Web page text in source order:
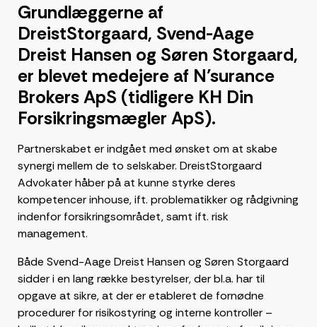
Grundlæggerne af
DreistStorgaard, Svend-Aage
Dreist Hansen og Søren Storgaard,
er blevet medejere af N’surance
Brokers ApS (tidligere KH Din
Forsikringsmægler ApS).
Partnerskabet er indgået med ønsket om at skabe
synergi mellem de to selskaber. DreistStorgaard
Advokater håber på at kunne styrke deres
kompetencer inhouse, ift. problematikker og rådgivning
indenfor forsikringsområdet, samt ift. risk
management.
Både Svend-Aage Dreist Hansen og Søren Storgaard
sidder i en lang række bestyrelser, der bl.a. har til
opgave at sikre, at der er etableret de fornødne
procedurer for risikostyring og interne kontroller –